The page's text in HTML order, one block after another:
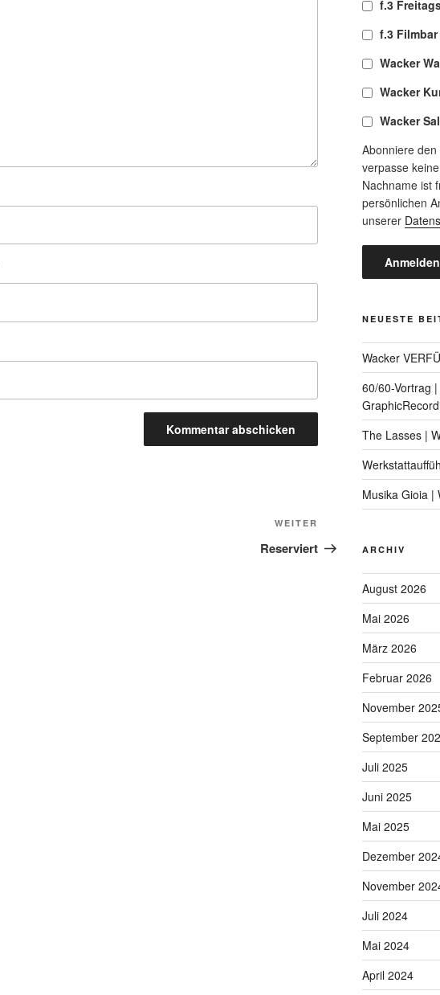
Beitrag
WEITER
Reserviert
f.3
f.3 Filmbar
Wacker
Wacker
Wacker
Abonniere
verpasse
Nachname ist
persönlichen
unserer
NEUESTE
Wacker
60/60-Vortrag
The Lasses |
Musika Gioia |
ARCHIV
August 2026
Mai 2026
März 2026
Februar 2026
November
September
Juli 2025
Juni 2025
Mai 2025
Dezember
November
Juli 2024
Mai 2024
April 2024